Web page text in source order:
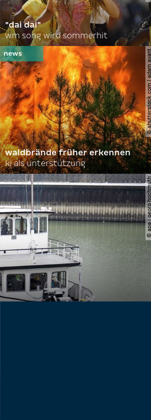
"dai dai"
wm song wird sommerhit
©
waldbrände früher erkennen
ki als unterstützung
© apa |